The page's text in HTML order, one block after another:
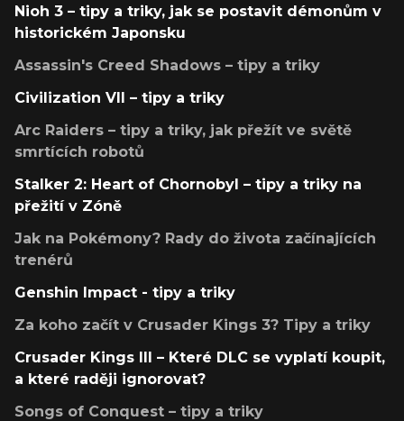
Nioh 3 – tipy a triky, jak se postavit démonům v
historickém Japonsku
Assassin's Creed Shadows – tipy a triky
Civilization VII – tipy a triky
Arc Raiders – tipy a triky, jak přežít ve světě
smrtících robotů
Stalker 2: Heart of Chornobyl – tipy a triky na
přežití v Zóně
Jak na Pokémony? Rady do života začínajících
trenérů
Genshin Impact - tipy a triky
Za koho začít v Crusader Kings 3? Tipy a triky
Crusader Kings III – Které DLC se vyplatí koupit,
a které raději ignorovat?
Songs of Conquest – tipy a triky